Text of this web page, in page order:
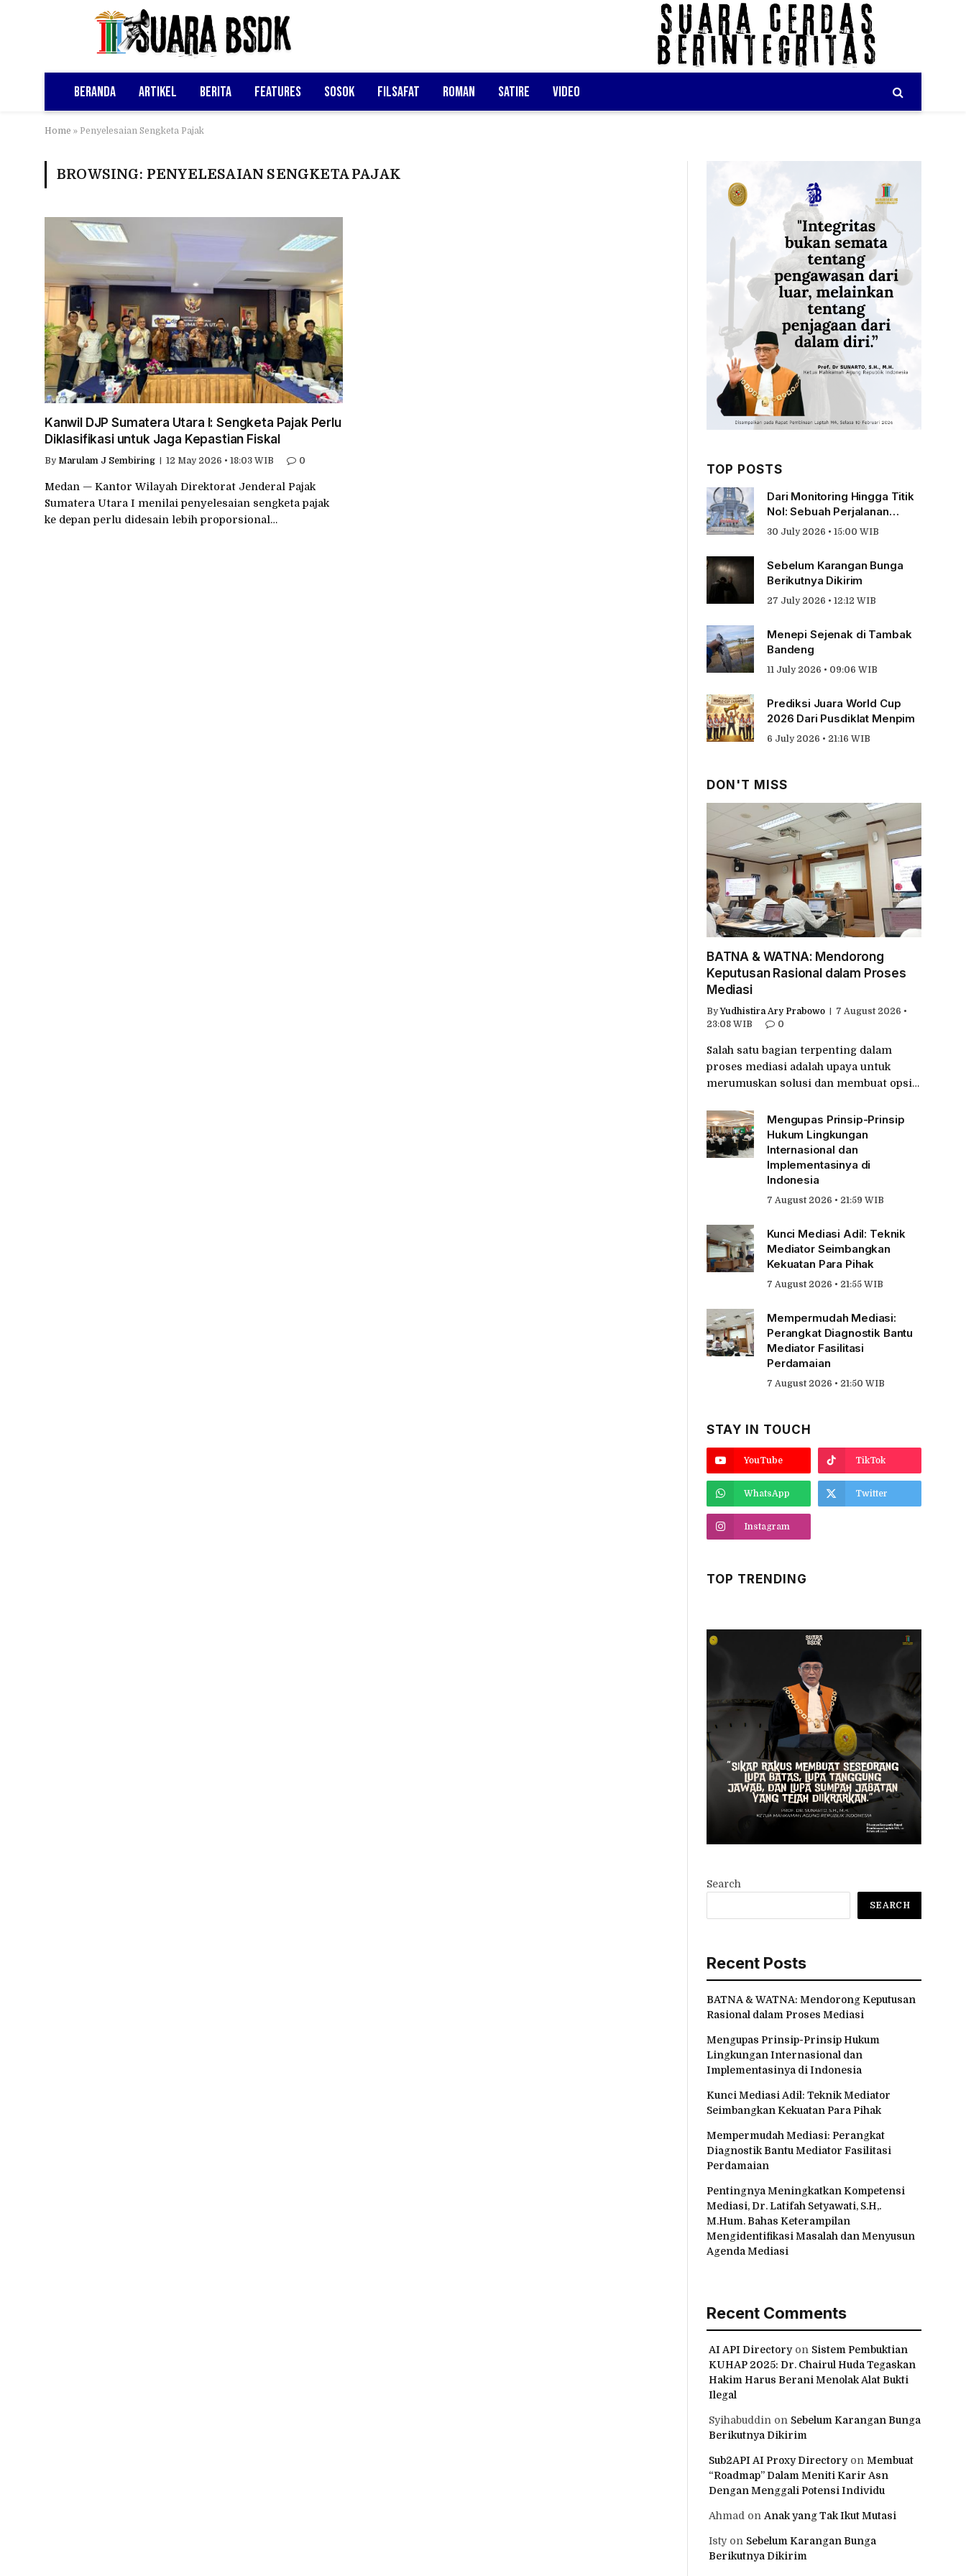
Beranda Artikel Berita Features Sosok Filsafat Roman Satire Video
Home » Penyelesaian Sengketa Pajak
BROWSING: PENYELESAIAN SENGKETA PAJAK
Kanwil DJP Sumatera Utara I: Sengketa Pajak Perlu
Diklasifikasi untuk Jaga Kepastian Fiskal
By Marulam J Sembiring 12 May 2026 • 18:03 WIB 0
Medan — Kantor Wilayah Direktorat Jenderal Pajak
Sumatera Utara I menilai penyelesaian sengketa pajak
ke depan perlu didesain lebih proporsional…
TOP POSTS
Dari Monitoring Hingga Titik
Nol: Sebuah Perjalanan
Tentang Pengabdian
30 July 2026 • 15:00 WIB
Sebelum Karangan Bunga
Berikutnya Dikirim
27 July 2026 • 12:12 WIB
Menepi Sejenak di Tambak
Bandeng
11 July 2026 • 09:06 WIB
Prediksi Juara World Cup
2026 Dari Pusdiklat Menpim
6 July 2026 • 21:16 WIB
DON'T MISS
BATNA & WATNA: Mendorong
Keputusan Rasional dalam Proses
Mediasi
By Yudhistira Ary Prabowo
7 August 2026 •
23:08 WIB
0
Salah satu bagian terpenting dalam
proses mediasi adalah upaya untuk
merumuskan solusi dan membuat opsi…
Mengupas Prinsip-Prinsip
Hukum Lingkungan
Internasional dan
Implementasinya di
Indonesia
7 August 2026 • 21:59 WIB
Kunci Mediasi Adil: Teknik
Mediator Seimbangkan
Kekuatan Para Pihak
7 August 2026 • 21:55 WIB
Mempermudah Mediasi:
Perangkat Diagnostik Bantu
Mediator Fasilitasi
Perdamaian
7 August 2026 • 21:50 WIB
STAY IN TOUCH
YouTube TikTok
WhatsApp Twitter
Instagram
TOP TRENDING
Search
SEARCH
Recent Posts
BATNA & WATNA: Mendorong Keputusan
Rasional dalam Proses Mediasi
Mengupas Prinsip-Prinsip Hukum
Lingkungan Internasional dan
Implementasinya di Indonesia
Kunci Mediasi Adil: Teknik Mediator
Seimbangkan Kekuatan Para Pihak
Mempermudah Mediasi: Perangkat
Diagnostik Bantu Mediator Fasilitasi
Perdamaian
Pentingnya Meningkatkan Kompetensi
Mediasi, Dr. Latifah Setyawati, S.H,.
M.Hum. Bahas Keterampilan
Mengidentifikasi Masalah dan Menyusun
Agenda Mediasi
Recent Comments
AI API Directoryon Sistem Pembuktian
KUHAP 2025: Dr. Chairul Huda Tegaskan
Hakim Harus Berani Menolak Alat Bukti
Ilegal
Syihabuddin on Sebelum Karangan Bunga
Berikutnya Dikirim
Sub2API AI Proxy Directoryon Membuat
“Roadmap” Dalam Meniti Karir Asn
Dengan Menggali Potensi Individu
Ahmad on Anak yang Tak Ikut Mutasi
Istyon Sebelum Karangan Bunga
Berikutnya Dikirim